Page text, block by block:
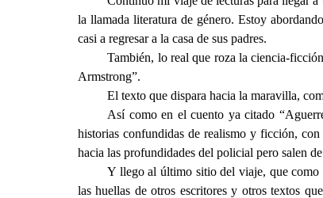
la llamada literatura de género. Estoy
casi a regresar a la casa de sus padres.
También, lo real que roza la ciencia-
Armstrong”.
El texto que dispara hacia la maravilla,
Así como en el cuento ya citado
historias confundidas de realismo y ficción,
hacia las profundidades del policial pero salen
Y llego al último sitio del viaje, que como
las huellas de otros escritores y otros textos